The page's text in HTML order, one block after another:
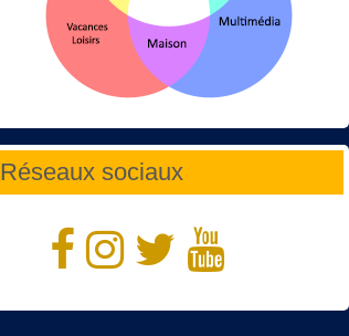
Réseaux sociaux